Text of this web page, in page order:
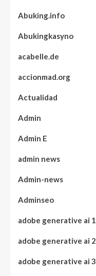
Abuking.info
Abukingkasyno
acabelle.de
accionmad.org
Actualidad
Admin
Admin E
admin news
Admin-news
Adminseo
adobe generative ai 1
adobe generative ai 2
adobe generative ai 3